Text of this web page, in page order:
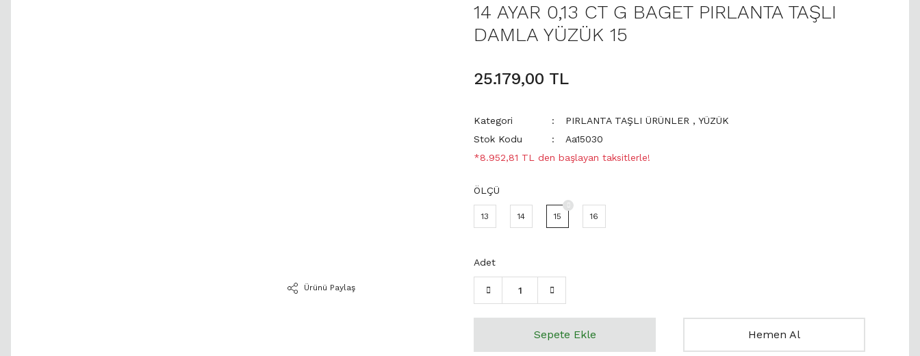
Ürünü Paylaş
14 AYAR 0,13 CT G BAGET PIRLANTA TAŞLI
DAMLA YÜZÜK 15
25.179,00 TL
Kategori PIRLANTA TAŞLI ÜRÜNLER ,YÜZÜK
Stok Kodu
Aa15030
*8.952,81 TL den başlayan taksitlerle!
ÖLÇÜ
13 14 15 16
Adet
Sepete Ekle Hemen Al